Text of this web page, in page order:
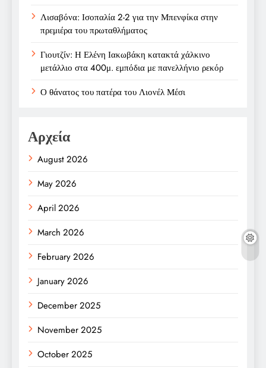
Λισαβόνα: Ισοπαλία 2-2 για την Μπενφίκα στην
πρεμιέρα του πρωταθλήματος
Γιουτζίν: Η Ελένη Ιακωβάκη κατακτά χάλκινο
μετάλλιο στα 400μ. εμπόδια με πανελλήνιο ρεκόρ
Ο θάνατος του πατέρα του Λιονέλ Μέσι
Αρχεία
August 2026
May 2026
April 2026
March 2026
February 2026
January 2026
December 2025
November 2025
October 2025